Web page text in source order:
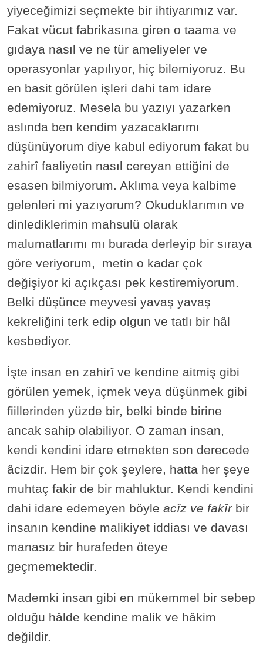
yiyeceğimizi seçmekte bir ihtiyarımız var.
Fakat vücut fabrikasına giren o taama ve
gıdaya nasıl ve ne tür ameliyeler ve
operasyonlar yapılıyor, hiç bilemiyoruz. Bu
en basit görülen işleri dahi tam idare
edemiyoruz. Mesela bu yazıyı yazarken
aslında ben kendim yazacaklarımı
düşünüyorum diye kabul ediyorum fakat bu
zahirî faaliyetin nasıl cereyan ettiğini de
esasen bilmiyorum. Aklıma veya kalbime
gelenleri mi yazıyorum? Okuduklarımın ve
dinlediklerimin mahsulü olarak
malumatlarımı mı burada derleyip bir sıraya
göre veriyorum, metin o kadar çok
değişiyor ki açıkçası pek kestiremiyorum.
Belki düşünce meyvesi yavaş yavaş
kekreliğini terk edip olgun ve tatlı bir hâl
kesbediyor.
İşte insan en zahirî ve kendine aitmiş gibi
görülen yemek, içmek veya düşünmek gibi
fiillerinden yüzde bir, belki binde birine
ancak sahip olabiliyor. O zaman insan,
kendi kendini idare etmekten son derecede
âcizdir. Hem bir çok şeylere, hatta her şeye
muhtaç fakir de bir mahluktur. Kendi kendini
dahi idare edemeyen böyle acîz ve fakîrbir
insanın kendine malikiyet iddiası ve davası
manasız bir hurafeden öteye
geçmemektedir.
Mademki insan gibi en mükemmel bir sebep
olduğu hâlde kendine malik ve hâkim
değildir.